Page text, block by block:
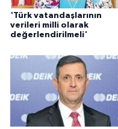
'Türk vatandaşlarının
verileri milli olarak
değerlendirilmeli'